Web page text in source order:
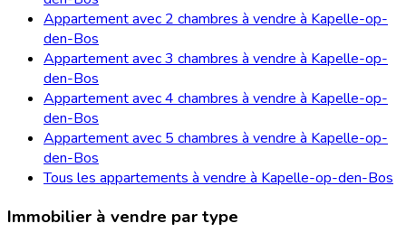
Appartement avec 2 chambres à vendre à Kapelle-op-
den-Bos
Appartement avec 3 chambres à vendre à Kapelle-op-
den-Bos
Appartement avec 4 chambres à vendre à Kapelle-op-
den-Bos
Appartement avec 5 chambres à vendre à Kapelle-op-
den-Bos
Tous les appartements à vendre à Kapelle-op-den-Bos
Immobilier à vendre par type